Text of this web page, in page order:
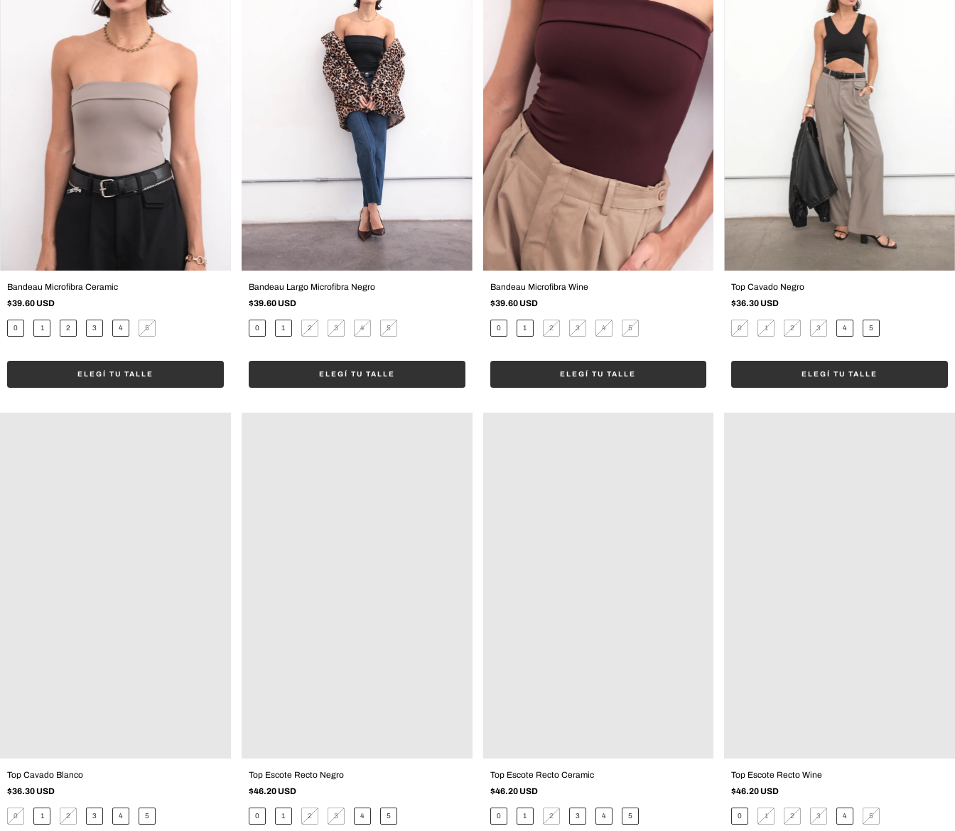
Bandeau Microfibra Ceramic
$39.60 USD
0 1 2 3 4 5
ELEGÍ TU TALLE
Bandeau Largo Microfibra Negro
$39.60 USD
0 1 2 3 4 5
ELEGÍ TU TALLE
Bandeau Microfibra Wine
$39.60 USD
0 1 2 3 4 5
ELEGÍ TU TALLE
Top Cavado Negro
$36.30 USD
0 1 2 3 4 5
ELEGÍ TU TALLE
Top Cavado Blanco
$36.30 USD
0 1 2 3 4 5
Top Escote Recto Negro
$46.20 USD
0 1 2 3 4 5
Top Escote Recto Ceramic
$46.20 USD
0 1 2 3 4 5
Top Escote Recto Wine
$46.20 USD
0 1 2 3 4 5